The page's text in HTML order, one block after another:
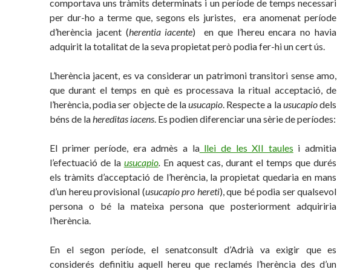
comportava uns tràmits determinats i un període de temps necessari
per dur-ho a terme que, segons els juristes, era anomenat període
d’herència jacent (herentia iacente) en que l’hereu encara no havia
adquirit la totalitat de la seva propietat però podia fer-hi un cert ús.
L’herència jacent, es va considerar un patrimoni transitori sense amo,
que durant el temps en què es processava la ritual acceptació, de
l’herència, podia ser objecte de lausucapio. Respecte a lausucapiodels
béns de lahereditas iacens. Es podien diferenciar una sèrie de períodes:
El primer període, era admès a lallei de les XII taules i admitia
l’efectuació de la usucapio. En aquest cas, durant el temps que durés
els tràmits d’acceptació de l’herència, la propietat quedaria en mans
d’un hereu provisional (usucapio pro hereti), que bé podia ser qualsevol
persona o bé la mateixa persona que posteriorment adquiriria
l’herència.
En el segon període, el senatconsult d’Adrià va exigir que es
considerés definitiu aquell hereu que reclamés l’herència des d’un